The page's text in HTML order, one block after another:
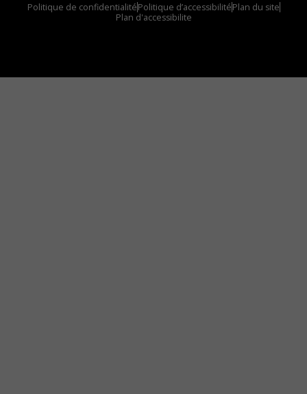
Politique de confidentialitéPolitique d’accessibilitéPlan du site
Plan d'accessibilite